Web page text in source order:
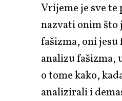
Vrijeme je sve
nazvati onim što
fašizma, oni jesu
analizu fašizma,
o tome kako,
analizirali i